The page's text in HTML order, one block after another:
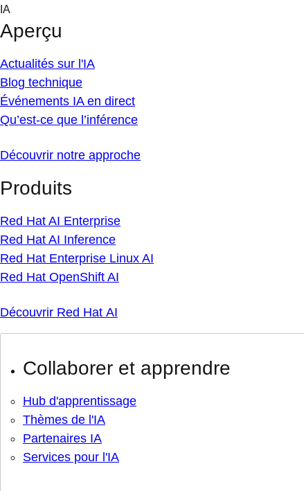
Skip
content
IA
Aperçu
Actualités sur l'IA
Blog technique
Événements IA en direct
Qu’est-ce que l’inférence
Découvrir notre approche
Produits
Red Hat AI Enterprise
Red Hat AI Inference
Red Hat Enterprise Linux AI
Red Hat OpenShift AI
Découvrir Red Hat AI
Collaborer et apprendre
Hub d'apprentissage
Thèmes de l'IA
Partenaires IA
Services pour l'IA